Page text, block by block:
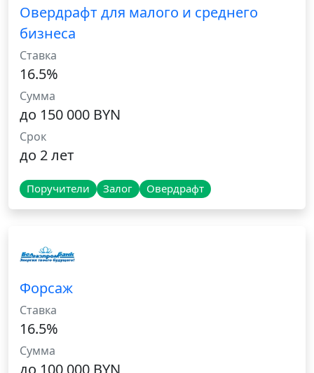
Овердрафт для малого и среднего
бизнеса
Ставка
16.5%
Сумма
до 150 000 BYN
Срок
до 2 лет
Поручители Залог Овердрафт
Форсаж
Ставка
16.5%
Сумма